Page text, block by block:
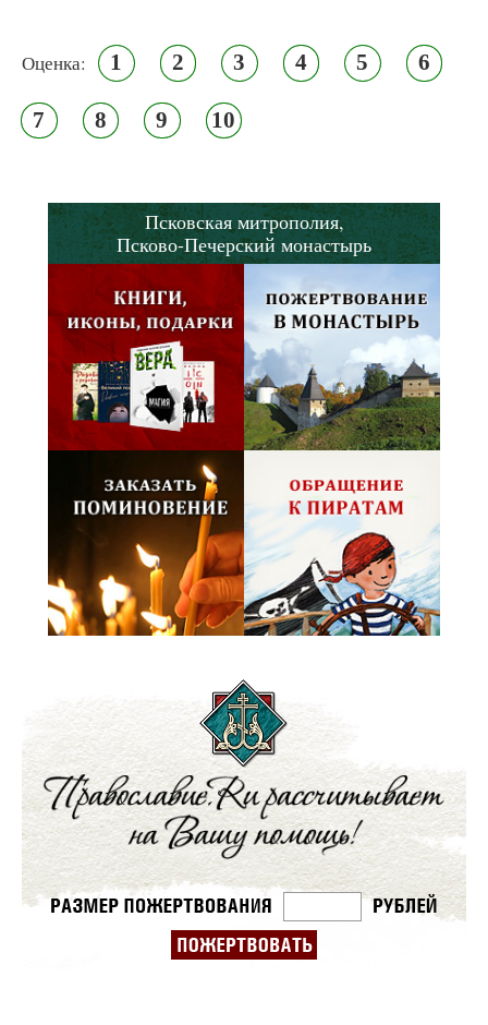
Оценка: 1 2 3 4 5 6
7 8 9 10
Псковская митрополия,
Псково-Печерский монастырь